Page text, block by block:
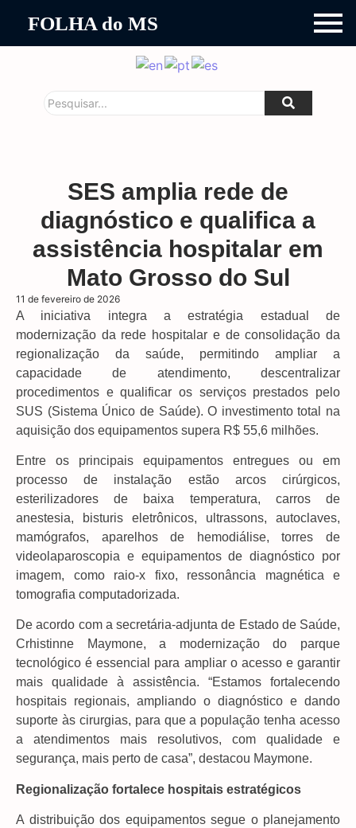
FOLHA do MS
SES amplia rede de
diagnóstico e qualifica a
assistência hospitalar em
Mato Grosso do Sul
11 de fevereiro de 2026
A iniciativa integra a estratégia estadual de
modernização da rede hospitalar e de consolidação da
regionalização da saúde, permitindo ampliar a
capacidade de atendimento, descentralizar
procedimentos e qualificar os serviços prestados pelo
SUS (Sistema Único de Saúde). O investimento total na
aquisição dos equipamentos supera R$ 55,6 milhões.
Entre os principais equipamentos entregues ou em
processo de instalação estão arcos cirúrgicos,
esterilizadores de baixa temperatura, carros de
anestesia, bisturis eletrônicos, ultrassons, autoclaves,
mamógrafos, aparelhos de hemodiálise, torres de
videolaparoscopia e equipamentos de diagnóstico por
imagem, como raio-x fixo, ressonância magnética e
tomografia computadorizada.
De acordo com a secretária-adjunta de Estado de Saúde,
Crhistinne Maymone, a modernização do parque
tecnológico é essencial para ampliar o acesso e garantir
mais qualidade à assistência. “Estamos fortalecendo
hospitais regionais, ampliando o diagnóstico e dando
suporte às cirurgias, para que a população tenha acesso
a atendimentos mais resolutivos, com qualidade e
segurança, mais perto de casa”, destacou Maymone.
Regionalização fortalece hospitais estratégicos
A distribuição dos equipamentos segue o planejamento